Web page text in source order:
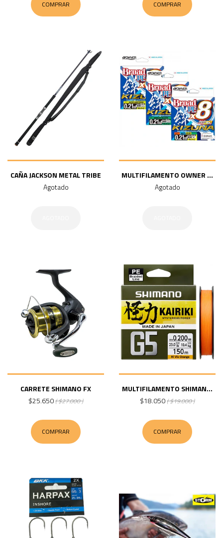
COMPRAR COMPRAR
CAÑA JACKSON METAL TRIBE
Agotado
MULTIFILAMENTO OWNER ...
Agotado
CARRETE SHIMANO FX
$25.650( $27.000 )
COMPRAR
MULTIFILAMENTO SHIMAN...
$18.050( $19.000 )
COMPRAR